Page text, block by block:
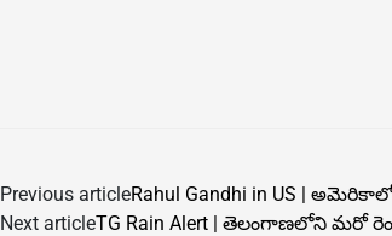
Previous articleRahul Gandhi in US |
Next articleTG Rain Alert | తెలంగాణలోని మరో